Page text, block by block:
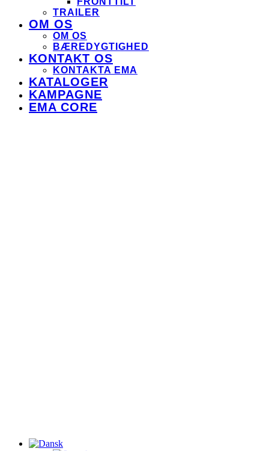
TRAILER
OM OS
OM OS
BÆREDYGTIGHED
KONTAKT OS
KONTAKTA EMA
KATALOGER
KAMPAGNE
EMA CORE